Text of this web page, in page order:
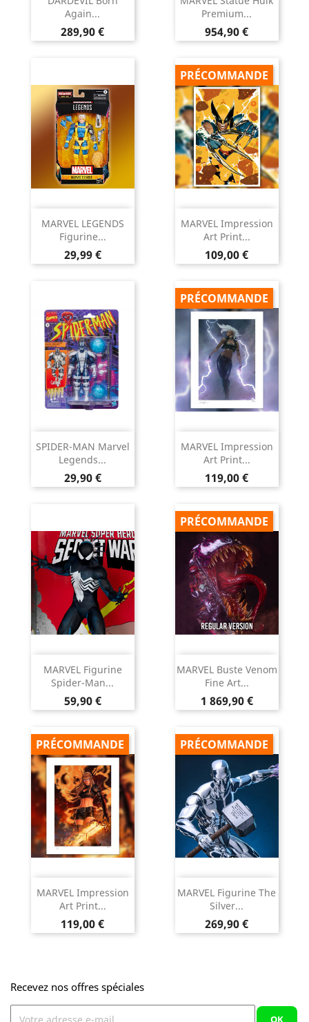
Again...
Prix
289,90 €
Premium...
Prix
954,90 €
MARVEL LEGENDS
Figurine...
Prix
29,99 €
MARVEL Impression
Art Print...
Prix
109,00 €
PRÉCOMMANDE
SPIDER-MAN Marvel
Legends...
Prix
29,90 €
MARVEL Impression
Art Print...
Prix
119,00 €
PRÉCOMMANDE
MARVEL Figurine
Spider-Man...
Prix
59,90 €
MARVEL Buste Venom
Fine Art...
Prix
1 869,90 €
PRÉCOMMANDE
MARVEL Impression
Art Print...
Prix
119,00 €
PRÉCOMMANDE
MARVEL Figurine The
Silver...
Prix
269,90 €
PRÉCOMMANDE
Recevez nos offres spéciales